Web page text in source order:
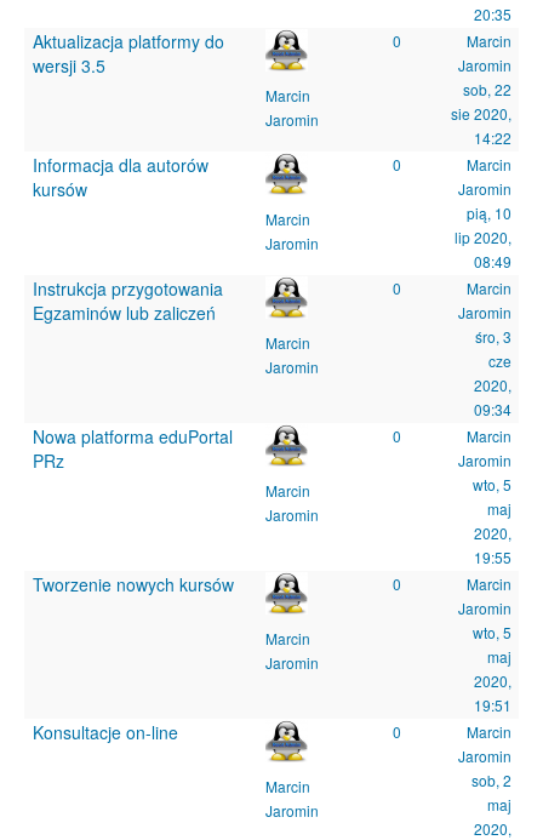
20:35
Aktualizacja platformy do
wersji 3.5
Marcin
Jaromin
0
Marcin
Jaromin
sob, 22
sie 2020,
14:22
Informacja dla autorów
kursów
Marcin
Jaromin
0
Marcin
Jaromin
pią, 10
lip 2020,
08:49
Instrukcja przygotowania
Egzaminów lub zaliczeń
Marcin
Jaromin
0
Marcin
Jaromin
śro, 3
cze
2020,
09:34
Nowa platforma eduPortal
PRz
Marcin
Jaromin
0
Marcin
Jaromin
wto, 5
maj
2020,
19:55
Tworzenie nowych kursów
Marcin
Jaromin
0
Marcin
Jaromin
wto, 5
maj
2020,
19:51
Konsultacje on-line
Marcin
Jaromin
0
Marcin
Jaromin
sob, 2
maj
2020,